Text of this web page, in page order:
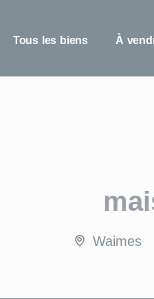
Tous les biens À
Waimes